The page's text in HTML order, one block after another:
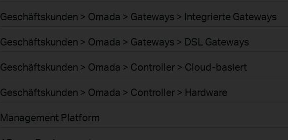
Geschäftskunden > Omada > Gateways > Integrierte Gateways
Geschäftskunden > Omada > Gateways > DSL Gateways
Geschäftskunden > Omada > Controller > Cloud-basiert
Geschäftskunden > Omada > Controller > Hardware
Management Platform